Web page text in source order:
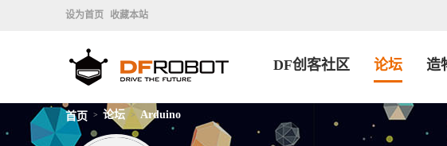
设为首页 收藏本站
DF创客社区 论坛 造
首页 > 论坛 > Arduino